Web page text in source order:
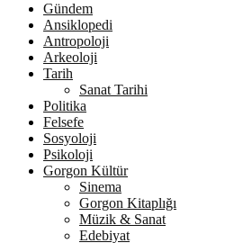
Gündem
Ansiklopedi
Antropoloji
Arkeoloji
Tarih
Sanat Tarihi
Politika
Felsefe
Sosyoloji
Psikoloji
Gorgon Kültür
Sinema
Gorgon Kitaplığı
Müzik & Sanat
Edebiyat